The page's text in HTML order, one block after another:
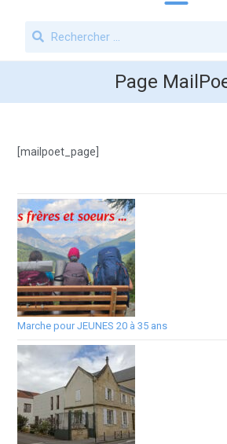
Page
[mailpoet_page]
Marche pour JEUNES 20 à 35 ans